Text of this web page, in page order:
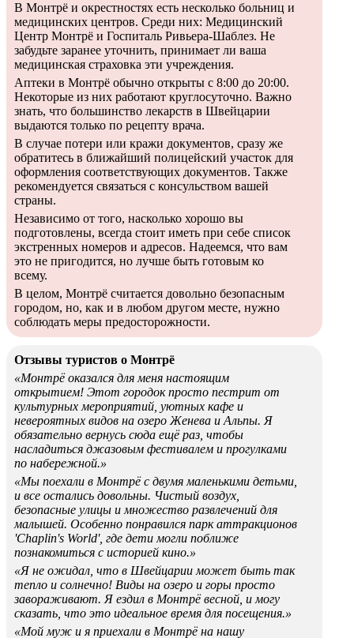
В Монтрё и окрестностях есть несколько больниц и
медицинских центров. Среди них: Медицинский
Центр Монтрё и Госпиталь Ривьера-Шаблез. Не
забудьте заранее уточнить, принимает ли ваша
медицинская страховка эти учреждения.
Аптеки в Монтрё обычно открыты с 8:00 до 20:00.
Некоторые из них работают круглосуточно. Важно
знать, что большинство лекарств в Швейцарии
выдаются только по рецепту врача.
В случае потери или кражи документов, сразу же
обратитесь в ближайший полицейский участок для
оформления соответствующих документов. Также
рекомендуется связаться с консульством вашей
страны.
Независимо от того, насколько хорошо вы
подготовлены, всегда стоит иметь при себе список
экстренных номеров и адресов. Надеемся, что вам
это не пригодится, но лучше быть готовым ко
всему.
В целом, Монтрё считается довольно безопасным
городом, но, как и в любом другом месте, нужно
соблюдать меры предосторожности.
Отзывы туристов о Монтрё
«Монтрё оказался для меня настоящим
открытием! Этот городок просто пестрит от
культурных мероприятий, уютных кафе и
невероятных видов на озеро Женева и Альпы. Я
обязательно вернусь сюда ещё раз, чтобы
насладиться джазовым фестивалем и прогулками
по набережной.»
«Мы поехали в Монтрё с двумя маленькими детьми,
и все остались довольны. Чистый воздух,
безопасные улицы и множество развлечений для
малышей. Особенно понравился парк аттракционов
'Chaplin's World', где дети могли поближе
познакомиться с историей кино.»
«Я не ожидал, что в Швейцарии может быть так
тепло и солнечно! Виды на озеро и горы просто
завораживают. Я ездил в Монтрё весной, и могу
сказать, что это идеальное время для посещения.»
«Мой муж и я приехали в Монтрё на нашу